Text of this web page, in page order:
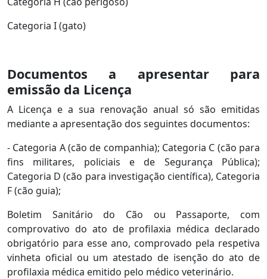
Categoria I (gato)
Documentos a apresentar para
emissão da Licença
A Licença e a sua renovação anual só são emitidas
mediante a apresentação dos seguintes documentos:
- Categoria A (cão de companhia); Categoria C (cão para
fins militares, policiais e de Segurança Pública);
Categoria D (cão para investigação científica), Categoria
F (cão guia);
Boletim Sanitário do Cão ou Passaporte, com
comprovativo do ato de profilaxia médica declarado
obrigatório para esse ano, comprovado pela respetiva
vinheta oficial ou um atestado de isenção do ato de
profilaxia médica emitido pelo médico veterinário.